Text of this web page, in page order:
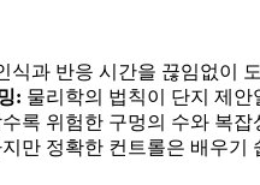
식과 반응 시간을 끊임없이
: 물리학의 법칙이 단지 제
록 위험한 구멍의 수와 복
만 정확한 컨트롤은 배우기